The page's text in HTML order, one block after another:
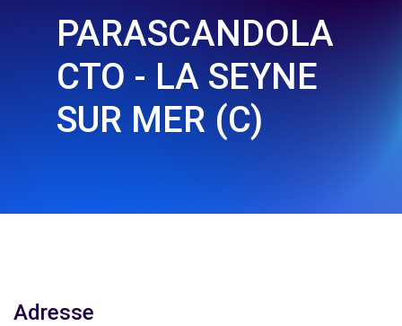
PARASCANDOLA
CTO - LA SEYNE
SUR MER (C)
Adresse